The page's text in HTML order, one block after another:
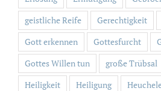
geistliche Reife
Gerechtigkeit
Gott erkennen
Gottesfurcht
Gottes Willen tun
große Trübsal
Heiligkeit
Heiligung